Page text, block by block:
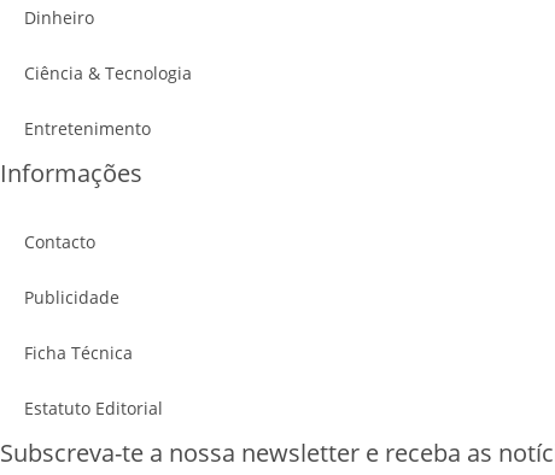
Dinheiro
Ciência & Tecnologia
Entretenimento
Informações
Contacto
Publicidade
Ficha Técnica
Estatuto Editorial
Subscreva-te a nossa newsletter e receba as